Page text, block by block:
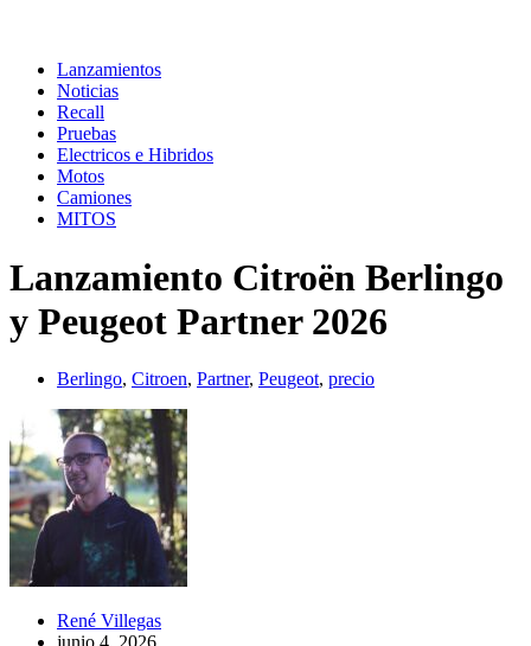
Lanzamientos
Noticias
Recall
Pruebas
Electricos e Hibridos
Motos
Camiones
MITOS
Lanzamiento Citroën Berlingo
y Peugeot Partner 2026
Berlingo, Citroen, Partner, Peugeot, precio
René Villegas